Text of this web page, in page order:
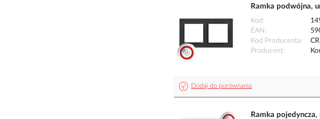
Ramka podwójna,
Kod
EAN
Kod Producenta
Producent
Dodaj do porównania
Ramka